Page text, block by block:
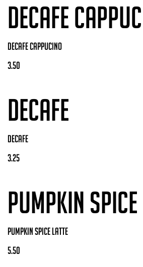
decafe
decafe cappucino
3.50
decafe
decafe
3.25
PUMPKIN SPICE
PUMPKIN SPICE LATTE
5.50